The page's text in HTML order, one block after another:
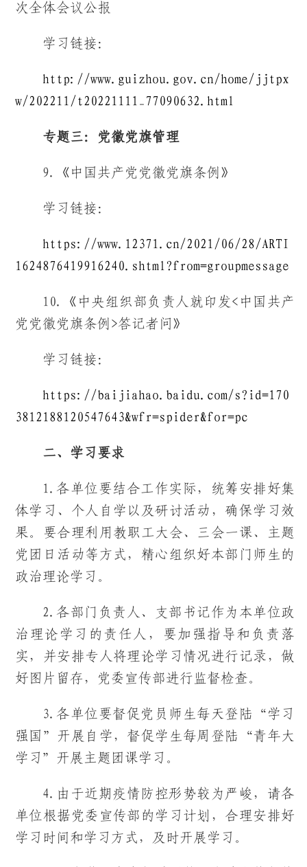
次全体会议公报
学习链接：
http://www.guizhou.gov.cn/home/jjtpx
w/202211/t20221111_77090632.html
专题三：党徽党旗管理
9.《中国共产党党徽党旗条例》
学习链接：
https://www.12371.cn/2021/06/28/ARTI
1624876419916240.shtml?from=groupmessage
10.《中央组织部负责人就印发<中国共产
党党徽党旗条例>答记者问》
学习链接：
https://baijiahao.baidu.com/s?id=170
3812188120547643&wfr=spider&for=pc
二、学习要求
1.各单位要结合工作实际，统筹安排好集
体学习、个人自学以及研讨活动，确保学习效
果。要合理利用教职工大会、三会一课、主题
党团日活动等方式，精心组织好本部门师生的
政治理论学习。
2.各部门负责人、支部书记作为本单位政
治理论学习的责任人，要加强指导和负责落
实，并安排专人将理论学习情况进行记录，做
好图片留存，党委宣传部进行监督检查。
3.各单位要督促党员师生每天登陆“学习
强国”开展自学，督促学生每周登陆“青年大
学习”开展主题团课学习。
4.由于近期疫情防控形势较为严峻，请各
单位根据党委宣传部的学习计划，合理安排好
学习时间和学习方式，及时开展学习。